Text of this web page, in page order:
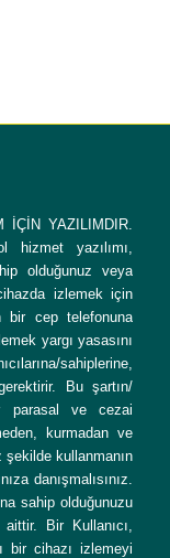
İÇİN YAZILIMDIR.
yazılımı,
olduğunuz veya
izlemek için
bir cep telefonuna
yargı yasasını
sahiplerine,
Bu şartın/
parasal ve cezai
kurmadan ve
şekilde kullanmanın
danışmalısınız.
sahip olduğunuzu
Bir Kullanıcı,
bir cihazı izlemeyi